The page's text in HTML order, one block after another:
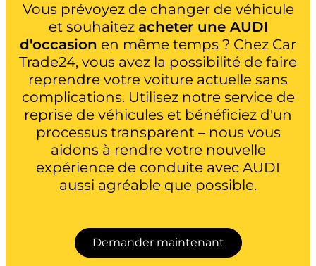
Vous prévoyez de changer de véhicule
et souhaitez acheter une AUDI
d'occasion en même temps ? Chez Car
Trade24, vous avez la possibilité de faire
reprendre votre voiture actuelle sans
complications. Utilisez notre service de
reprise de véhicules et bénéficiez d'un
processus transparent – nous vous
aidons à rendre votre nouvelle
expérience de conduite avec AUDI
aussi agréable que possible.
Demander maintenant